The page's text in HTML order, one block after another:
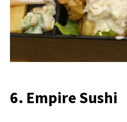
6. Empire Sushi